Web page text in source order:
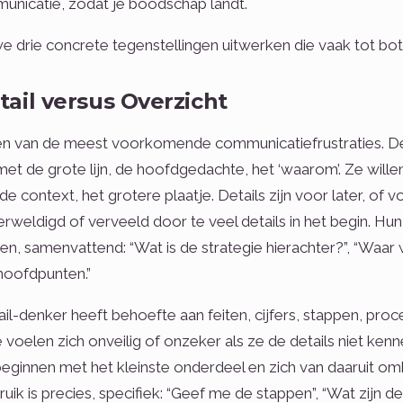
zodat je boodschap landt.
drie concrete tegenstellingen uitwerken die vaak tot
versus Overzicht
van de meest voorkomende communicatiefrustraties.
de grote lijn, de hoofdgedachte, het ‘waarom’. Ze
context, het grotere plaatje. Details zijn voor later, of
of verveeld door te veel details in het begin.
samenvattend: “Wat is de strategie hierachter?”, “Waar
denker heeft behoefte aan feiten, cijfers, stappen,
voelen zich onveilig of onzeker als ze de details niet
met het kleinste onderdeel en zich van daaruit
is precies, specifiek: “Geef me de stappen”, “Wat zijn